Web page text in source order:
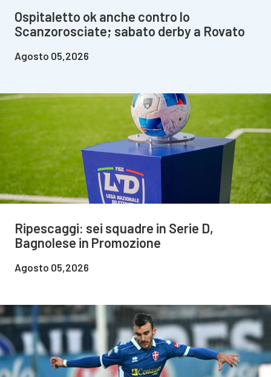
Ospitaletto ok anche contro lo
Scanzorosciate; sabato derby a Rovato
Agosto 05,2026
Ripescaggi: sei squadre in Serie D,
Bagnolese in Promozione
Agosto 05,2026